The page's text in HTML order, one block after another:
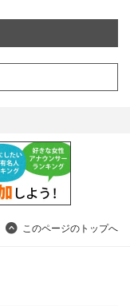
このページのトップへ